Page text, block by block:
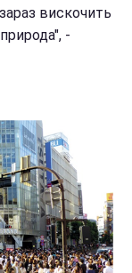
вискочить
-